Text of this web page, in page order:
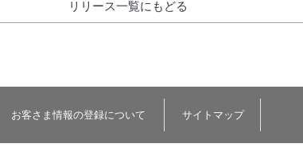
リリース一覧にもどる
お客さま情報の登録について サイトマップ